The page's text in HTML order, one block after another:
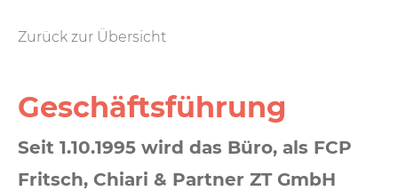
Zurück zur Übersicht
Geschäfts­führung
Seit 1.10.1995 wird das Büro, als FCP
Fritsch, Chiari & Partner ZT GmbH